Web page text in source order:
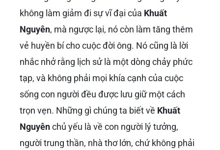
không làm giảm đi sự vĩ đại của Khuất
Nguyên, mà ngược lại, nó còn làm tăng thêm
vẻ huyền bí cho cuộc đời ông. Nó cũng là lời
nhắc nhở rằng lịch sử là một dòng chảy phức
tạp, và không phải mọi khía cạnh của cuộc
sống con người đều được lưu giữ một cách
trọn vẹn. Những gì chúng ta biết về Khuất
Nguyênchủ yếu là về con người lý tưởng,
người trung thần, nhà thơ lớn, chứ không phải